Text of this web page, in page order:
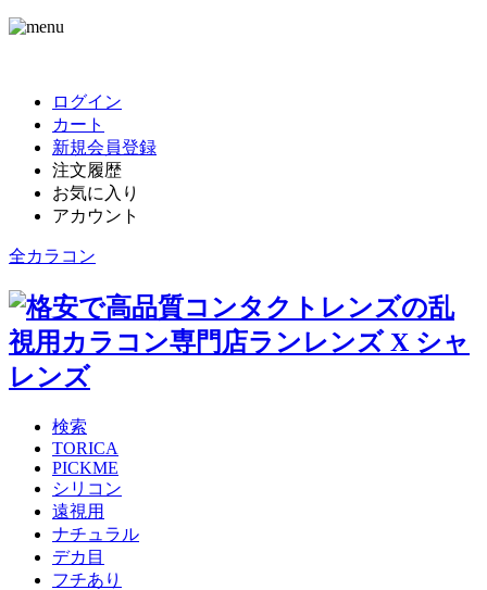
ログイン
カート
新規会員登録
注文履歴
お気に入り
アカウント
全カラコン
検索
TORICA
PICKME
シリコン
遠視用
ナチュラル
デカ目
フチあり